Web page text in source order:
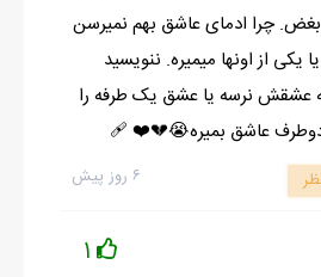
چند پسر جوون اومدن. پولدارهای بی
مثل جوجه تیغی سیخ کرده بود چندش و
و نمی خوام بدونم. اون یکی بدتر از
چرا ادمای عاشق بهم نمیرسن
یکی از اونها میمیره. ننویسید
عشقش نرسه یا عشق یک طرفه را
دوطرف عاشق بمیره😭💔❤️ 🩹
۶ روز پیش
1